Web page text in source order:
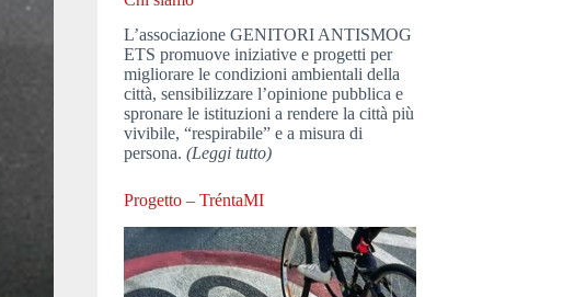
L’associazione GENITORI ANTISMOG
ETS promuove iniziative e progetti per
migliorare le condizioni ambientali della
città, sensibilizzare l’opinione pubblica e
spronare le istituzioni a rendere la città più
vivibile, “respirabile” e a misura di
persona.(Leggi tutto)
Progetto – TréntaMI